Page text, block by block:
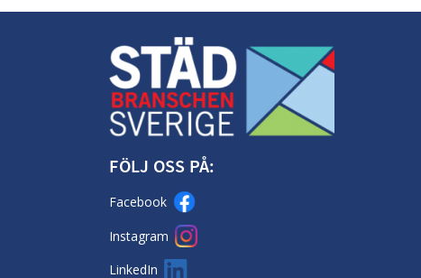
FÖLJ OSS PÅ:
Facebook
Instagram
LinkedIn